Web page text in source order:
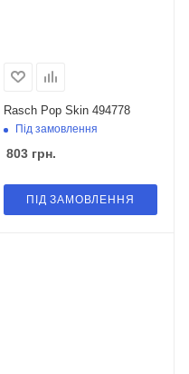
Rasch Pop Skin 494778
Під замовлення
803грн.
ПІД ЗАМОВЛЕННЯ